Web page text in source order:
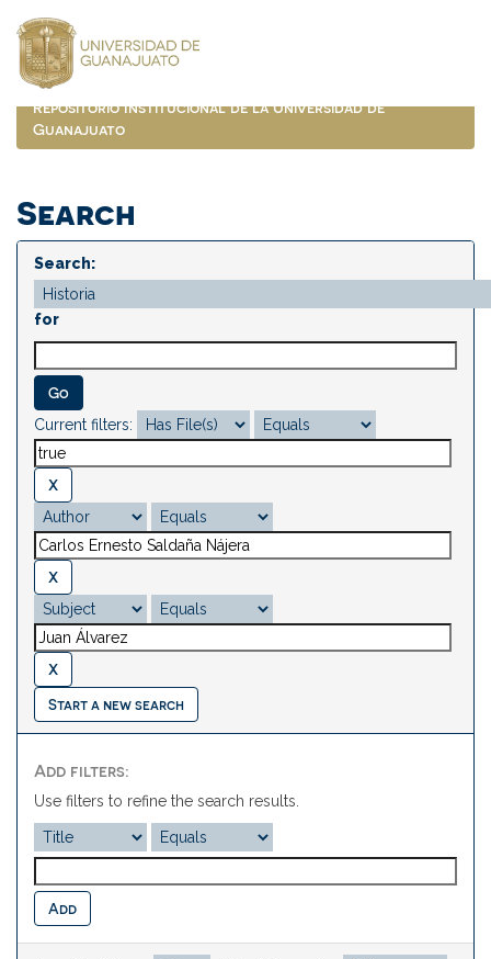
navigation
Repositorio Institucional de la Universidad de
Guanajuato
Search
Search:
for
Current filters:
Start a new search
Add filters:
Use filters to refine the search results.